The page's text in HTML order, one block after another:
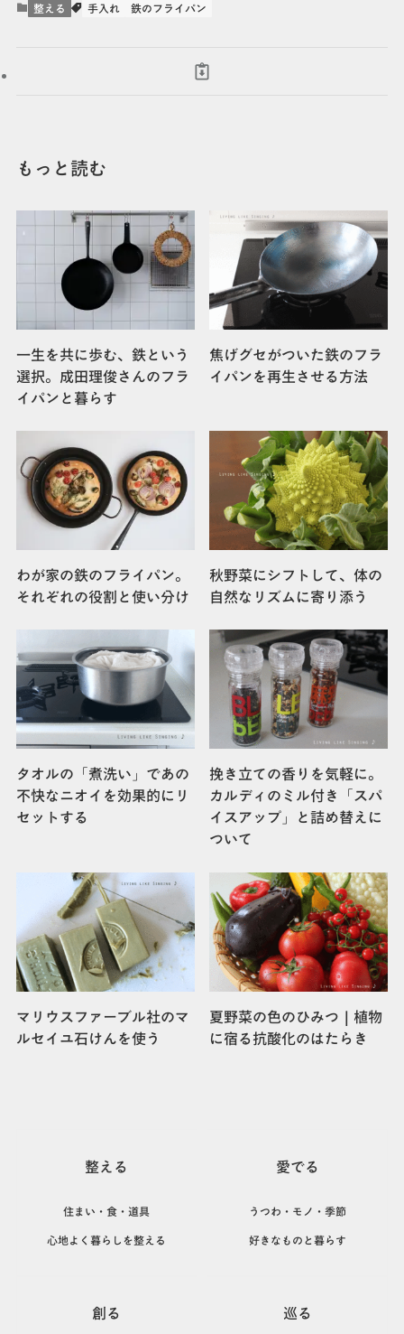
整える 手入れ 鉄のフライパン
もっと読む
一生を共に歩む、鉄という
選択。成田理俊さんのフラ
イパンと暮らす
焦げグセがついた鉄のフラ
イパンを再生させる方法
わが家の鉄のフライパン。
それぞれの役割と使い分け
秋野菜にシフトして、体の
自然なリズムに寄り添う
タオルの「煮洗い」であの
不快なニオイを効果的にリ
セットする
挽き立ての香りを気軽に。
カルディのミル付き「スパ
イスアップ」と詰め替えに
ついて
マリウスファーブル社のマ
ルセイユ石けんを使う
夏野菜の色のひみつ｜植物
に宿る抗酸化のはたらき
整える
住まい・食・道具
心地よく暮らしを整える
愛でる
うつわ・モノ・季節
好きなものと暮らす
創る 巡る